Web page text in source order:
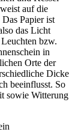
auf die
Papier ist
das Licht
bzw.
in
Orte der
Dicke
beeinflusst. So
sowie Witterung